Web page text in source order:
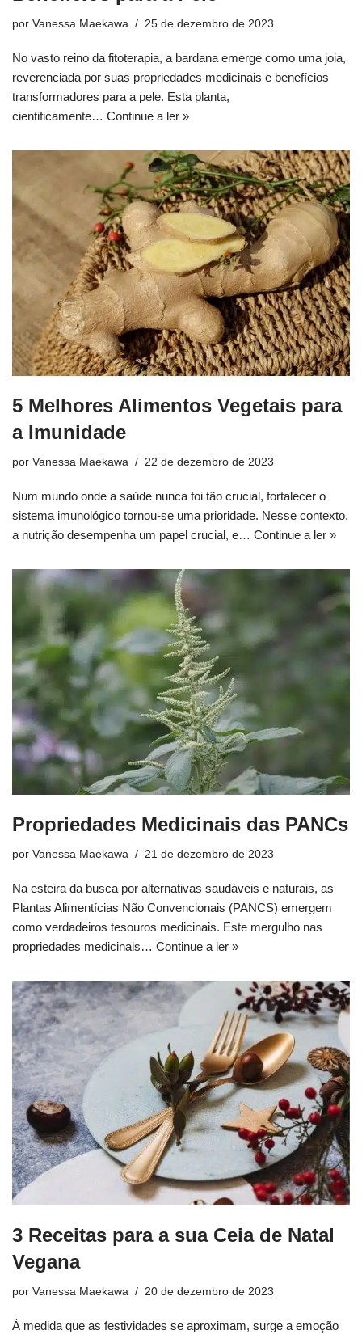
por Vanessa Maekawa 25 de dezembro de 2023
No vasto reino da fitoterapia, a bardana emerge como uma joia,
reverenciada por suas propriedades medicinais e benefícios
transformadores para a pele. Esta planta,
cientificamente… Continue a ler »
5 Melhores Alimentos Vegetais para
a Imunidade
por Vanessa Maekawa 22 de dezembro de 2023
Num mundo onde a saúde nunca foi tão crucial, fortalecer o
sistema imunológico tornou-se uma prioridade. Nesse contexto,
a nutrição desempenha um papel crucial, e… Continue a ler »
Propriedades Medicinais das PANCs
por Vanessa Maekawa 21 de dezembro de 2023
Na esteira da busca por alternativas saudáveis e naturais, as
Plantas Alimentícias Não Convencionais (PANCS) emergem
como verdadeiros tesouros medicinais. Este mergulho nas
propriedades medicinais… Continue a ler »
3 Receitas para a sua Ceia de Natal
Vegana
por Vanessa Maekawa 20 de dezembro de 2023
À medida que as festividades se aproximam, surge a emoção